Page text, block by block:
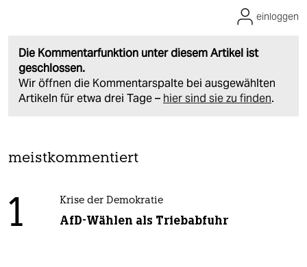
Die Kommentarfunktion unter diesem Artikel ist
geschlossen.
Wir öffnen die Kommentarspalte bei ausgewählten
Artikeln für etwa drei Tage – hier sind sie zu finden.
einloggen
meistkommentiert
1 Krise der Demokratie
AfD-Wählen als Triebabfuhr